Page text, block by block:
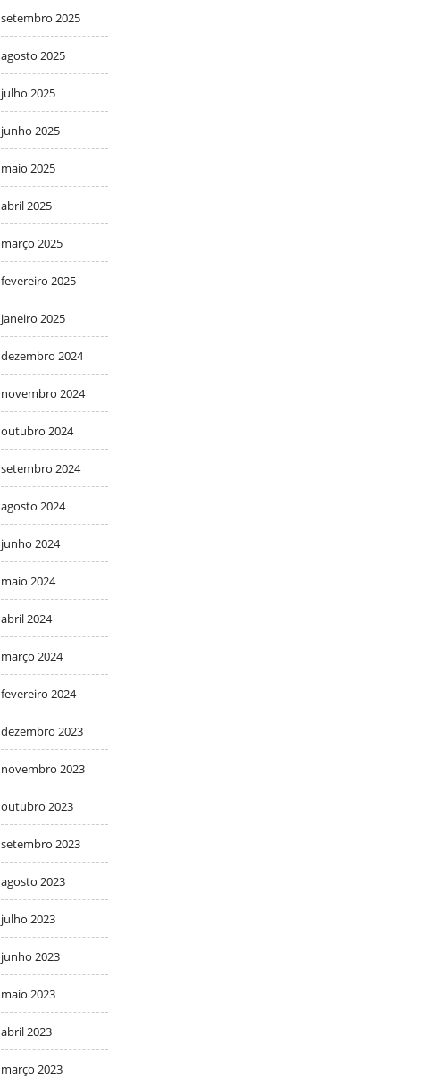
setembro 2025
agosto 2025
julho 2025
junho 2025
maio 2025
abril 2025
março 2025
fevereiro 2025
janeiro 2025
dezembro 2024
novembro 2024
outubro 2024
setembro 2024
agosto 2024
junho 2024
maio 2024
abril 2024
março 2024
fevereiro 2024
dezembro 2023
novembro 2023
outubro 2023
setembro 2023
agosto 2023
julho 2023
junho 2023
maio 2023
abril 2023
março 2023